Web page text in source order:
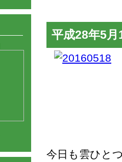
平成28年5
今日も雲ひと